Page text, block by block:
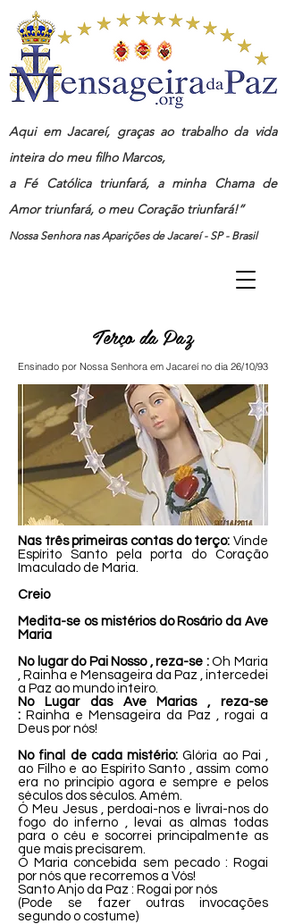
Aqui em Jacareí, graças ao trabalho da vida
inteira do meu filho Marcos,
a Fé Católica triunfará, a minha Chama de
Amor triunfará, o meu Coração triunfará!”
Nossa Senhora nas Aparições de Jacareí - SP - Brasil
Terço da Paz
Ensinado por Nossa Senhora em Jacareí no dia 26/10/93
Nas três primeiras contas do terço: Vinde
Espírito Santo pela porta do Coração
Imaculado de Maria.
Creio
Medita-se os mistérios do Rosário da Ave
Maria
No lugar do Pai Nosso , reza-se :Oh Maria
, Rainha e Mensageira da Paz , intercedei
a Paz ao mundo inteiro.
No Lugar das Ave Marias , reza-se
: Rainha e Mensageira da Paz , rogai a
Deus por nós!
No final de cada mistério: Glória ao Pai ,
ao Filho e ao Espírito Santo , assim como
era no princípio agora e sempre e pelos
séculos dos séculos. Amém.
Ó Meu Jesus , perdoai-nos e livrai-nos do
fogo do inferno , levai as almas todas
para o céu e socorrei principalmente as
que mais precisarem.
Ó Maria concebida sem pecado : Rogai
por nós que recorremos a Vós!
Santo Anjo da Paz : Rogai por nós
(Pode se fazer outras invocações
segundo o costume)